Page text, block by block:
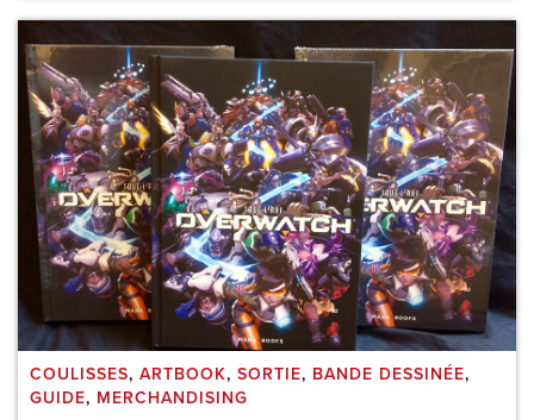
COULISSES, ARTBOOK, SORTIE, BANDE DESSINÉE,
GUIDE, MERCHANDISING